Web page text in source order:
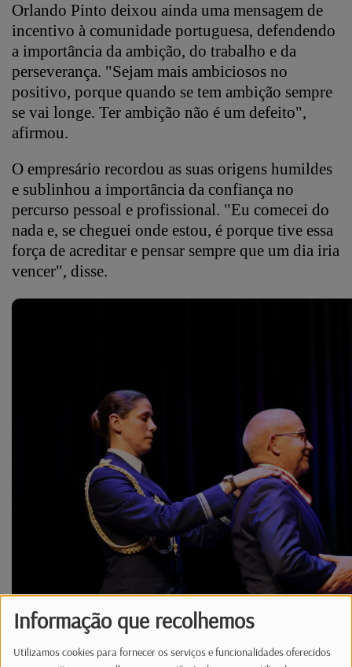
Informação que recolhemos
Utilizamos cookies para fornecer os serviços e funcionalidades oferecidos
Orlando Pinto deixou ainda uma mensagem de
incentivo à comunidade portuguesa, defendendo
a importância da ambição, do trabalho e da
perseverança. "Sejam mais ambiciosos no
positivo, porque quando se tem ambição sempre
se vai longe. Ter ambição não é um defeito",
afirmou.
O empresário recordou as suas origens humildes
e sublinhou a importância da confiança no
percurso pessoal e profissional. "Eu comecei do
nada e, se cheguei onde estou, é porque tive essa
força de acreditar e pensar sempre que um dia iria
vencer", disse.